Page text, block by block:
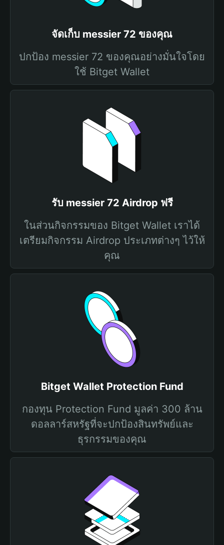
จัดเก็บ messier 72 ของคุณ
ปกป้อง messier 72 ของคุณอย่างมั่นใจโดย
ใช้ Bitget Wallet
รับ messier 72 Airdrop ฟรี
ในส่วนกิจกรรมของ Bitget Wallet เราได้
เตรียมกิจกรรม Airdrop ประเภทต่างๆ ไว้ให้
คุณ
Bitget Wallet Protection Fund
กองทุน Protection Fund มูลค่า 300 ล้าน
ดอลลาร์สหรัฐที่จะปกป้องสินทรัพย์และ
ธุรกรรมของคุณ